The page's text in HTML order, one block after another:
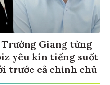
Giang từng
yêu kín tiếng suốt
trước cả chính chủ